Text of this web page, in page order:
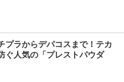
プラからデパコスまで！テカ
ぐ人気の「プレストパウダ